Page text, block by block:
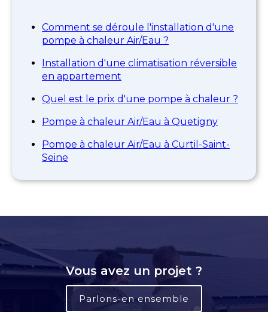
Comment se déroule l'installation d'une
pompe à chaleur Air/Eau ?
Installation d'une climatisation réversible
en appartement
Quel est le prix d'une pompe à chaleur ?
Pompe à chaleur Air/Eau à Quetigny
Pompe à chaleur Air/Eau à Curtil-Saint-
Seine
Vous avez un projet ?
Parlons-en ensemble